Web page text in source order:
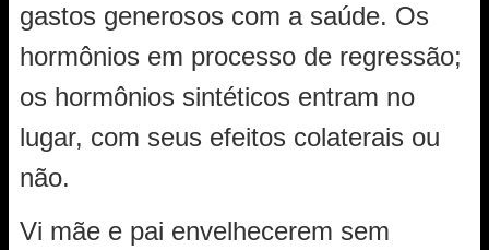
gastos generosos com a saúde. Os
hormônios em processo de regressão;
os hormônios sintéticos entram no
lugar, com seus efeitos colaterais ou
não.
Vi mãe e pai envelhecerem sem